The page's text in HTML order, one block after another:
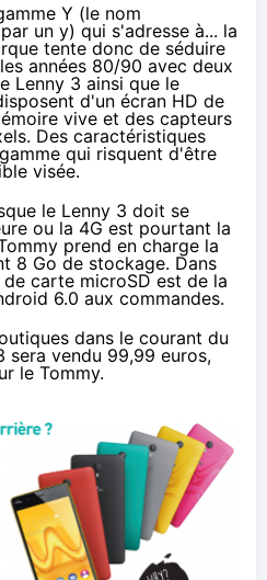
Y (le nom
un y) qui s'adresse à... la
tente donc de séduire
années 80/90 avec deux
Lenny 3 ainsi que le
d'un écran HD de
vive et des capteurs
Des caractéristiques
qui risquent d'être
visée.
le Lenny 3 doit se
ou la 4Gest pourtant la
prend en charge la
8 Go de stockage. Dans
carte microSD est de la
6.0 aux commandes.
dans le courant du
sera vendu 99,99 euros,
le Tommy.